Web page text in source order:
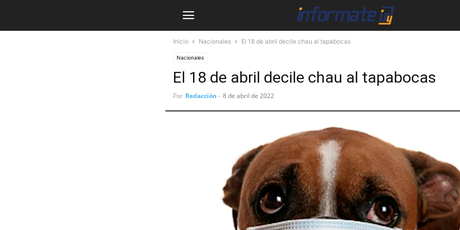
Inicio Nacionales El 18 de abril decile chau al tapabocas
Nacionales
El 18 de abril decile chau al tapabocas
Por Redacción - 8 de abril de 2022